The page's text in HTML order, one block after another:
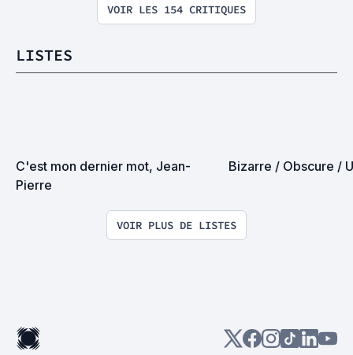
VOIR LES 154 CRITIQUES
LISTES
C'est mon dernier mot, Jean-
Pierre
Bizarre / Obscure /
VOIR PLUS DE LISTES